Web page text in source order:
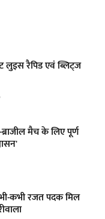
लुइस रैपिड एवं ब्लिट्ज
मैच के लिए पूर्ण
कभी रजत पदक मिल